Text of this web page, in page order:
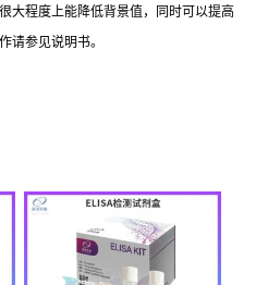
大程度上能降低背景值，同时可以提高
请参见说明书。